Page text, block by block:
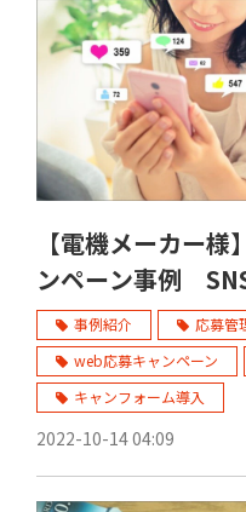
【電機メーカー
ンペーン事例
事例紹介 応募管
web応募キャンペーン
キャンフォーム導入
2022-10-14 04:09